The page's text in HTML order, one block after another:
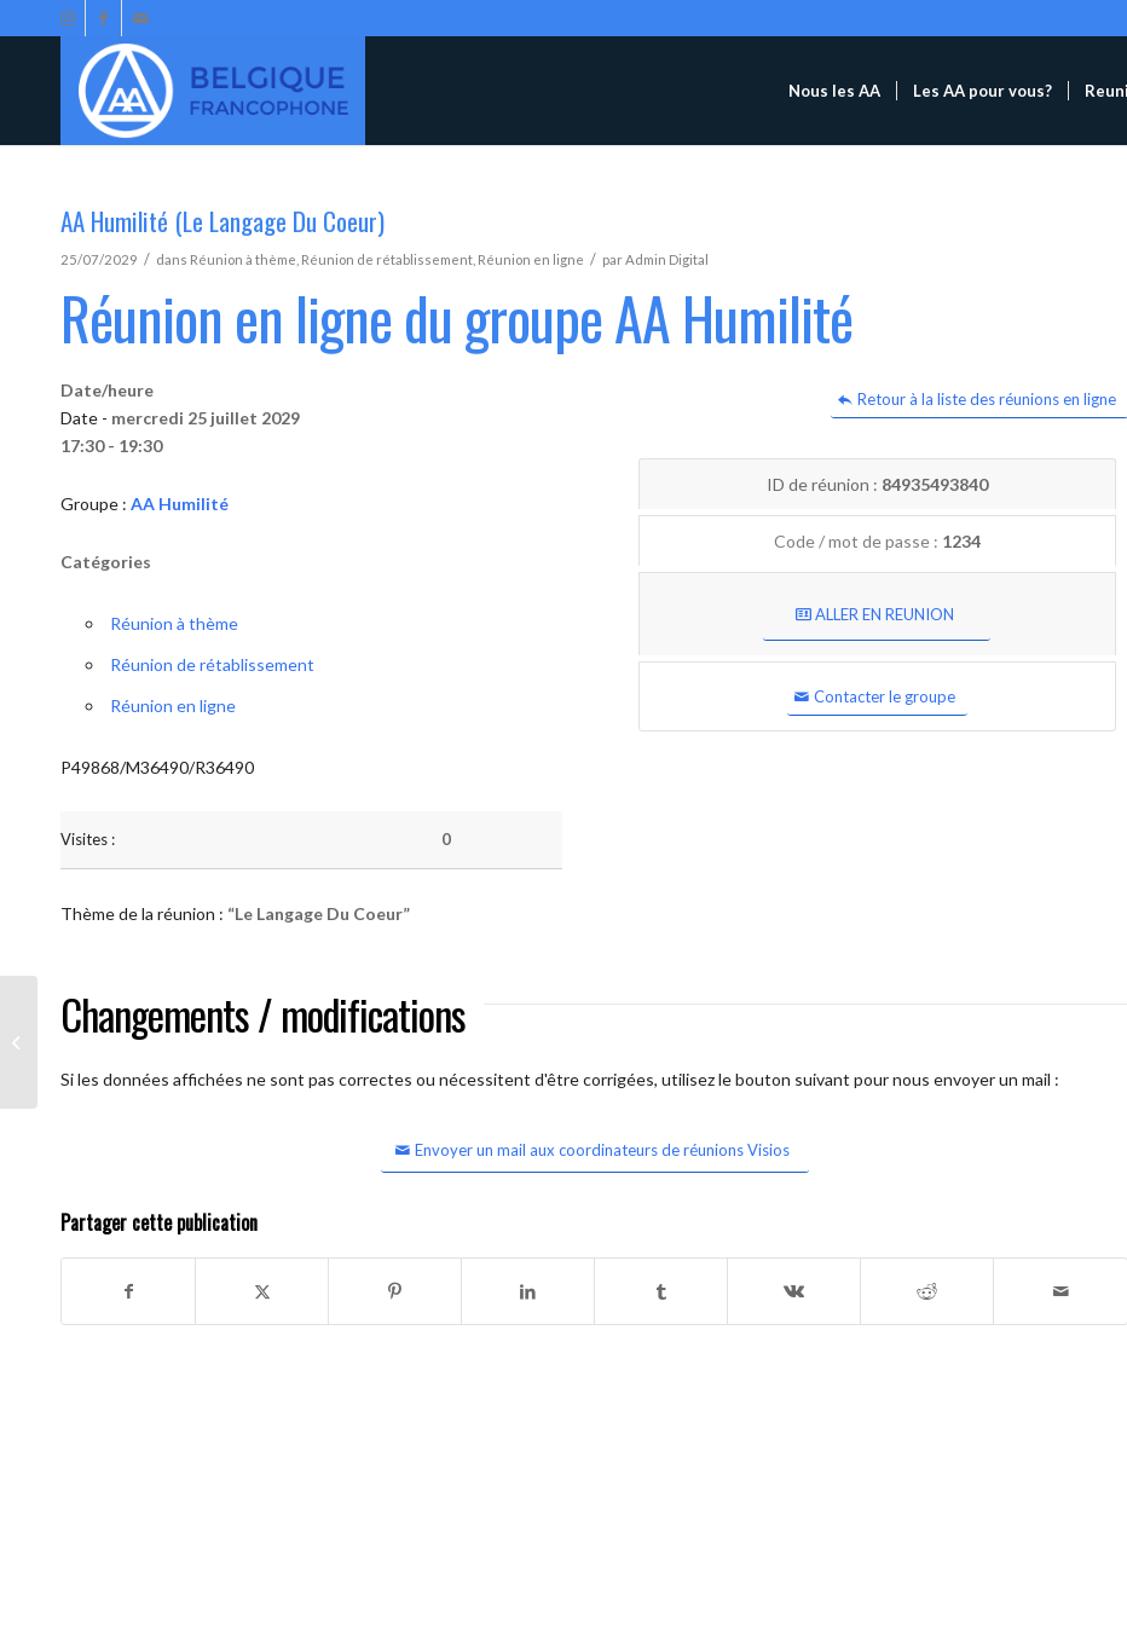
Nous les AA Les AA pour vous?
AA Humilité (Le Langage Du Coeur)
25/07/2029 / dans Réunion à thème Réunion de rétablissement Réunion en ligne / parAdmin Digital
Réunion en ligne du groupe AA Humilité
Retour à la liste des réunions en ligne
Date/heure
Date - mercredi 25 juillet 2029
17:30 - 19:30
Groupe : AA Humilité
Catégories
Réunion à thème
Réunion de rétablissement
Réunion en ligne
P49868/M36490/R36490
Visites : 0
ID de réunion : 84935493840
Code / mot de passe : 1234
ALLER EN REUNION
Contacter le groupe
Thème de la réunion : “Le Langage Du Coeur”
Changements / modifications
Si les données affichées ne sont pas correctes ou nécessitent d'être corrigées, utilisez le bouton suivant pour nous envoyer un mail :
Envoyer un mail aux coordinateurs de réunions Visios
Partager cette publication
AA Humilité (Le Langage Du Coeur)